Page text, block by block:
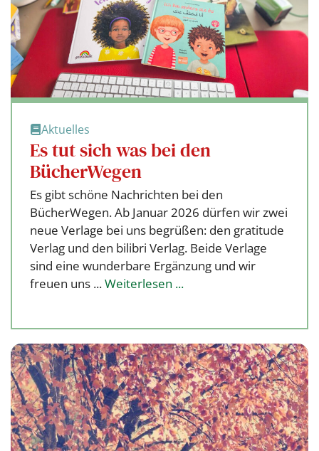
Aktuelles
Es tut sich was bei den
BücherWegen
Es gibt schöne Nachrichten bei den
BücherWegen. Ab Januar 2026 dürfen wir zwei
neue Verlage bei uns begrüßen: den gratitude
Verlag und den bilibri Verlag. Beide Verlage
sind eine wunderbare Ergänzung und wir
freuen uns ...Weiterlesen ...